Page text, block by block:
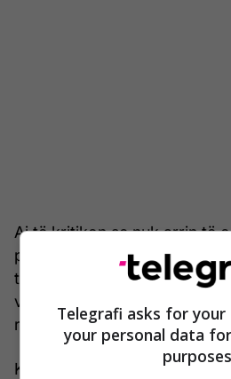
Ai të kritikon se nuk arrin të
punë të nisur. Komplimente
thënit të gjërave. Me thënë të
vetë kur e ke pranuar se ke
realizimin e ideve dhe
Kjo ka ndodhur sepse nuk ke
Telegrafi asks for
your personal data